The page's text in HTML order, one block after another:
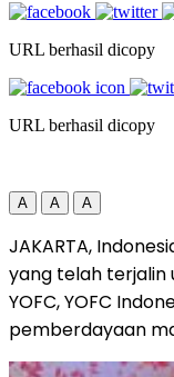
URL berhasil dicopy
URL berhasil dicopy
A A A
JAKARTA,
yang telah terjalin
YOFC, YOFC
pemberdayaan